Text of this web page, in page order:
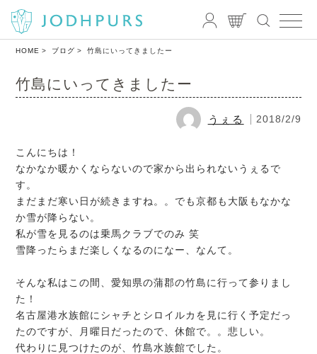
HOME ブログ 竹島にいってきましたー
竹島にいってきましたー
うぇる 2018/2/9
こんにちは！
なかなか暖かくならないので家から出られないうぇるで
す。
まだまだ寒い日が続きますね。。でも京都も大阪もなかな
か雪が降らない。
私が雪を見るのは乗馬クラブでのみ 笑
雪降ったらまだ楽しくなるのになー、なんて。
そんな私はこの間、愛知県の蒲郡の竹島に行って参りまし
た！
名古屋港水族館にシャチとシロイルカを見に行く予定だっ
たのですが、月曜日だったので、休館で。。悲しい。
代わりに見つけたのが、竹島水族館でした。